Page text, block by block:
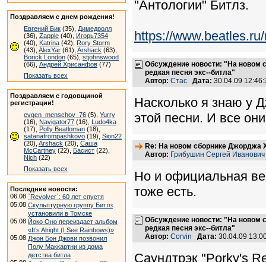
Поздравляем с днем рождения!
Евгений Бик (35), Димедролл
(36), Zapple (40), Игорь7354
(40), Katrina (42), Rory Storm
(43), AlexYar (61), Arshack (63),
Borick London (65), stjohnswood
(66), Андрей Хрисанфов (77)
Показать всех
Поздравляем с годовщиной
регистрации!
evgen_menschov_76 (5), Yurry
(16), Navigator77 (16), Ludo4ka
(17), Polly Beatloman (18),
satanafrompashkovo (19), Sion22
(20), Arshack (20), Саша
McCartney (22), Басист (22),
Nich (22)
Показать всех
Последние новости:
06.08 `Revolver`: 60 лет спустя
05.08 Скульптурную группу Битлз
установили в Томске
05.08 Йоко Оно переиздаст альбом
«It’s Alright (I See Rainbows)»
05.08 Джон Бон Джови позвонил
Полу Маккартни из дома
детства битла
"Антологии" Битлз.
https://
Обсуждение новости: "На новом
редкая песня экс--битла"
Автор: Стас Дата: 30.04.09
Насколько я знаю у
этой песни. И все
Re: На новом сборнике Джорджа
Автор: Грибушин Сергей Иванович
Но и официальная
тоже есть.
Обсуждение новости: "На новом
редкая песня экс--битла"
Автор: Corvin Дата: 30.04.09
Саундтрэк "Porky's